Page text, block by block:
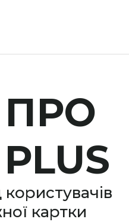
ПРО
картки